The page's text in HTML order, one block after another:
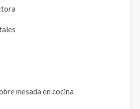
mesada en cocina